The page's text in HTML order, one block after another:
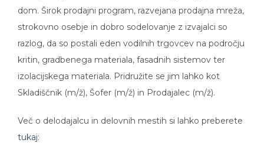
dom. Širok prodajni program, razvejana prodajna mreža,
strokovno osebje in dobro sodelovanje z izvajalci so
razlog, da so postali eden vodilnih trgovcev na področju
kritin, gradbenega materiala, fasadnih sistemov ter
izolacijskega materiala. Pridružite se jim lahko kot
Skladiščnik (m/ž), Šofer (m/ž) in Prodajalec (m/ž).
Več o delodajalcu in delovnih mestih si lahko preberete
tukaj: